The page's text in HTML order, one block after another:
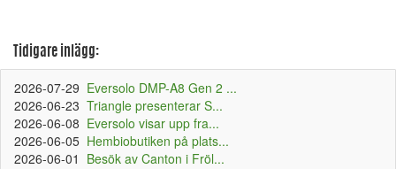
Tidigare inlägg:
2026-07-29 Eversolo DMP-A8 Gen 2 ...
2026-06-23 Triangle presenterar S...
2026-06-08 Eversolo visar upp fra...
2026-06-05 Hembiobutiken på plats...
2026-06-01 Besök av Canton i Fröl...